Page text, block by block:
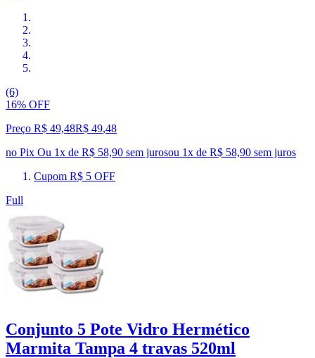
(6)
16% OFF
Preço R$ 49,48R$ 49,48
no Pix Ou 1x de R$ 58,90 sem jurosou 1x de R$ 58,90 sem juros
Cupom R$ 5 OFF
Full
Conjunto 5 Pote Vidro Hermético
Marmita Tampa 4 travas 520ml